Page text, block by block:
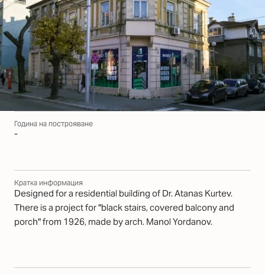
Година на построяване
-
Кратка информация
Designed for a residential building of Dr. Atanas Kurtev.
There is a project for "black stairs, covered balcony and
porch" from 1926, made by arch. Manol Yordanov.